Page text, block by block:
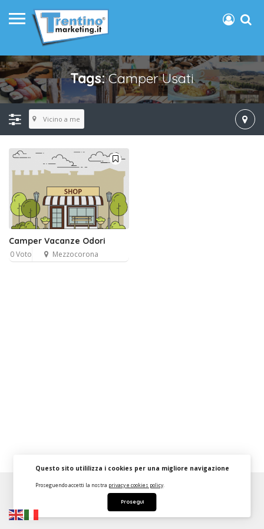
Tags:Camper Usati
Vicino a me
Camper Vacanze Odori
0 Voto Mezzocorona
FAQ Strumenti Dashboard
Questo sito utililizza i cookies per una migliore navigazione
Proseguendo accetti la nostra privacy e cookies policy.
Prosegui